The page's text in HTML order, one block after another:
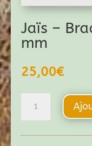
Jaïs –
mm
25,00€